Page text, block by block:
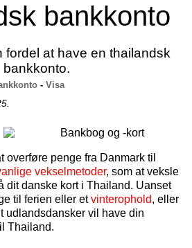
bankkonto
at have en thailandsk
bankkonto.
- Visa
overføre penge fra Danmark til
vekselmetoder, som at veksle
dit danske kort i Thailand. Uanset
til ferien eller etvinterophold, eller
udlandsdansker vil have din
Thailand.